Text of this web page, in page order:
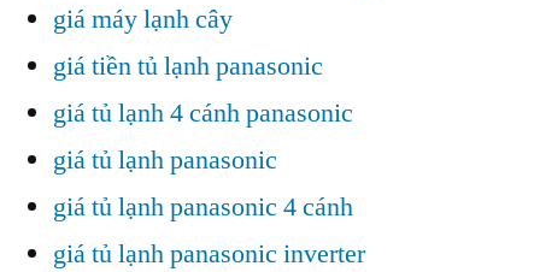
giá máy lạnh cây
giá tiền tủ lạnh panasonic
giá tủ lạnh 4 cánh panasonic
giá tủ lạnh panasonic
giá tủ lạnh panasonic 4 cánh
giá tủ lạnh panasonic inverter